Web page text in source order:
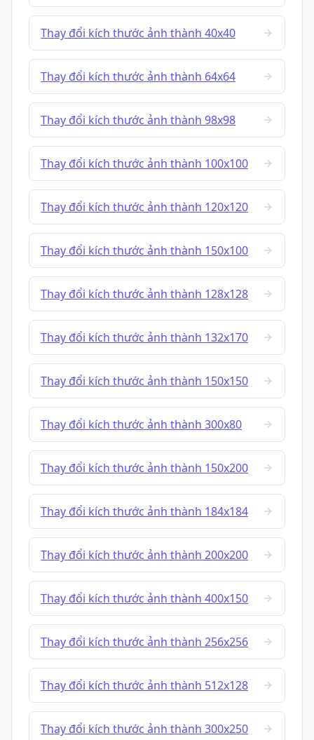
Thay đổi kích thước ảnh thành 40x40
Thay đổi kích thước ảnh thành 64x64
Thay đổi kích thước ảnh thành 98x98
Thay đổi kích thước ảnh thành 100x100
Thay đổi kích thước ảnh thành 120x120
Thay đổi kích thước ảnh thành 150x100
Thay đổi kích thước ảnh thành 128x128
Thay đổi kích thước ảnh thành 132x170
Thay đổi kích thước ảnh thành 150x150
Thay đổi kích thước ảnh thành 300x80
Thay đổi kích thước ảnh thành 150x200
Thay đổi kích thước ảnh thành 184x184
Thay đổi kích thước ảnh thành 200x200
Thay đổi kích thước ảnh thành 400x150
Thay đổi kích thước ảnh thành 256x256
Thay đổi kích thước ảnh thành 512x128
Thay đổi kích thước ảnh thành 300x250